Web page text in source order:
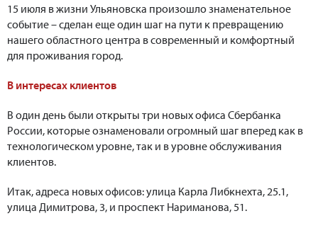
15 июля в жизни Ульяновска произошло знаменательное
событие – сделан еще один шаг на пути к превращению
нашего областного центра в современный и комфортный
для проживания город.
В интересах клиентов
В один день были открыты три новых офиса Сбербанка
России, которые ознаменовали огромный шаг вперед как в
технологическом уровне, так и в уровне обслуживания
клиентов.
Итак, адреса новых офисов: улица Карла Либкнехта, 25.1,
улица Димитрова, 3, и проспект Нариманова, 51.